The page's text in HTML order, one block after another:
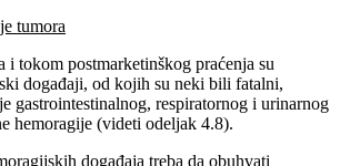
tumora
tokom postmarketinškog praćenja su
događaji, od kojih su neki bili fatalni,
gastrointestinalnog, respiratornog i urinarnog
hemoragije (videti odeljak 4.8).
događaja treba da obuhvati